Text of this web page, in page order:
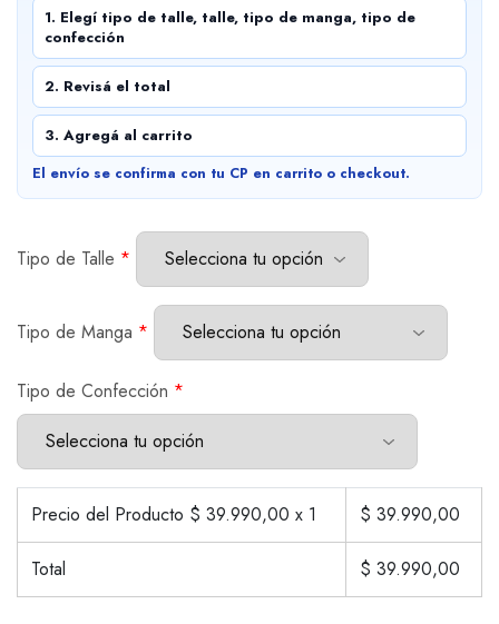
1. Elegí tipo de talle, talle, tipo de manga, tipo de
confección
2. Revisá el total
3. Agregá al carrito
El envío se confirma con tu CP en carrito o checkout.
Tipo de Talle *
Tipo de Manga *
Tipo de Confección *
Precio del Producto $ 39.990,00 x 1 $ 39.990,00
Total $ 39.990,00